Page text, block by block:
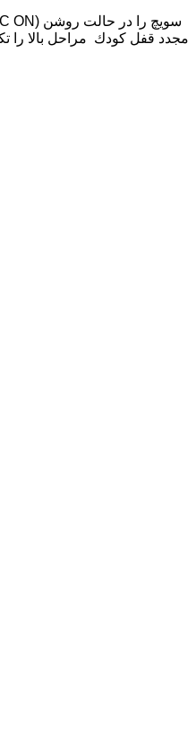
سويچ را در حالت روشن (ACC ON) قرار داده سپس دكمه
مجدد قفل كودك مراحل بالا را